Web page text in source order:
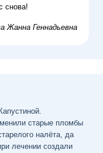
снова!
Жанна Геннадьевна
старые пломбы
налёта, да
лечении создали